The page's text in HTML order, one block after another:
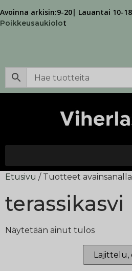
Avoinna arkisin:9-20| Lauantai 10-
Poikkeusaukiolot
Etusivu / Tuotteet avainsanalla
terassikasvi
Näytetään ainut tulos